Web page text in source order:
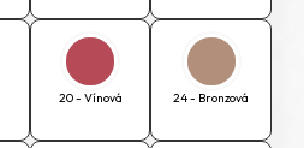
20 - Vínová 24 - Bronzová